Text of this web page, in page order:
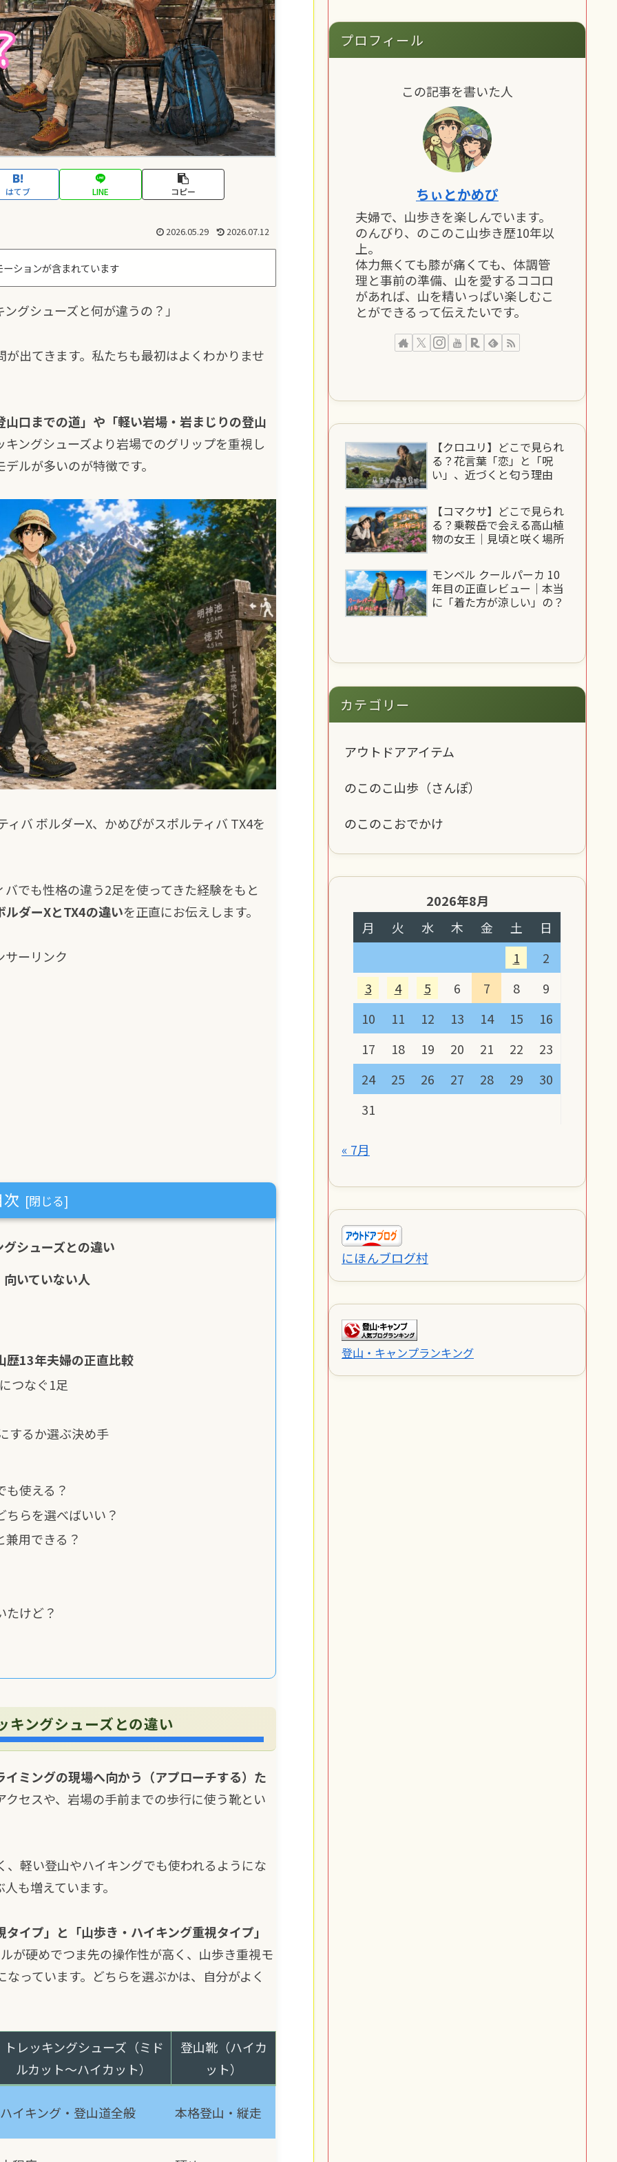
はてブ LINE コピー
2026.05.29 2026.07.12
ションが含まれています
グシューズと何が違うの？」
出てきます。私たちも最初はよくわかりませ
口までの道」や「軽い岩場・岩まじりの登山
キングシューズより岩場でのグリップを重視し
ルが多いのが特徴です。
バ ボルダーX、かめぴがスポルティバ TX4を
でも性格の違う2足を使ってきた経験をもと
ダーXとTX4の違いを正直にお伝えします。
サーリンク
シューズとの違い
いていない人
歴13年夫婦の正直比較
つなぐ1足
するか選ぶ決め手
も使える？
ちらを選べばいい？
兼用できる？
たけど？
キングシューズとの違い
イミングの現場へ向かう（アプローチする）た
セスや、岩場の手前までの歩行に使う靴とい
軽い登山やハイキングでも使われるようにな
も増えています。
イプ」と「山歩き・ハイキング重視タイプ」
が硬めでつま先の操作性が高く、山歩き重視モ
っています。どちらを選ぶかは、自分がよく
トレッキングシューズ（ミド
ルカット～ハイカット）
登山靴（ハイカ
ット）
ハイキング・登山道全般 本格登山・縦走
プロフィール
この記事を書いた人
ちぃとかめぴ
夫婦で、山歩きを楽しんでいます。
のんびり、のこのこ山歩き歴10年以
上。
体力無くても膝が痛くても、体調管
理と事前の準備、山を愛するココロ
があれば、山を精いっぱい楽しむこ
とができるって伝えたいです。
【クロユリ】どこで見られ
る？花言葉「恋」と「呪
い」、近づくと匂う理由
【コマクサ】どこで見られ
る？乗鞍岳で会える高山植
物の女王｜見頃と咲く場所
モンベル クールパーカ 10
年目の正直レビュー｜本当
に「着た方が涼しい」の？
カテゴリー
アウトドアアイテム
のこのこ山歩（さんぽ）
のこのこおでかけ
2026年8月
月
火 水 木 金 土
日
1
2
3
4 5 6 7 8
9
10
11 12 13 14 15
16
17
18 19 20 21 22
23
24
25 26 27 28 29
30
31
« 7月
にほんブログ村
登山・キャンプランキング